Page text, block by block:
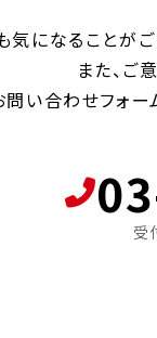
気になることがご
また、ご
問い合わせフォー
受